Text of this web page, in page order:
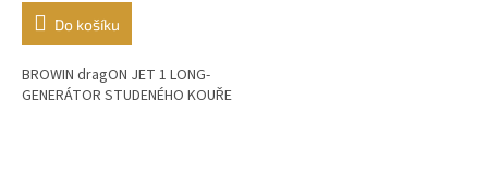
Do košíku
BROWIN dragON JET 1 LONG-
GENERÁTOR STUDENÉHO KOUŘE